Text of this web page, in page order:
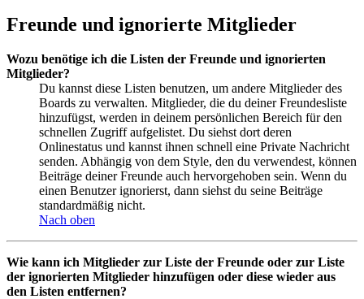
Freunde und ignorierte Mitglieder
Wozu benötige ich die Listen der Freunde und ignorierten
Mitglieder?
Du kannst diese Listen benutzen, um andere Mitglieder des
Boards zu verwalten. Mitglieder, die du deiner Freundesliste
hinzufügst, werden in deinem persönlichen Bereich für den
schnellen Zugriff aufgelistet. Du siehst dort deren
Onlinestatus und kannst ihnen schnell eine Private Nachricht
senden. Abhängig von dem Style, den du verwendest, können
Beiträge deiner Freunde auch hervorgehoben sein. Wenn du
einen Benutzer ignorierst, dann siehst du seine Beiträge
standardmäßig nicht.
Nach oben
Wie kann ich Mitglieder zur Liste der Freunde oder zur Liste
der ignorierten Mitglieder hinzufügen oder diese wieder aus
den Listen entfernen?